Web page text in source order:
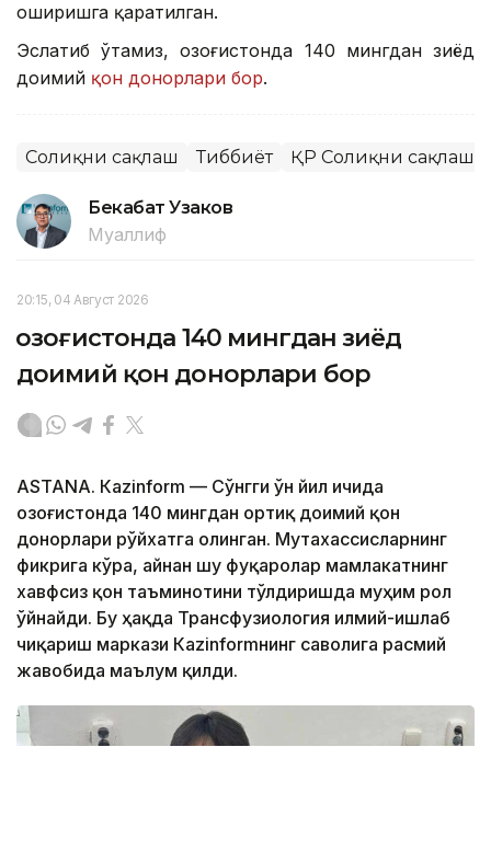
оширишга қаратилган.
Эслатиб ўтамиз, Қозоғистонда 140 мингдан зиёд
доимий қон донорлари бор.
Соғлиқни сақлаш Тиббиёт ҚР Соғлиқни сақлаш
Бекабат Узаков
Муаллиф
20:15, 04 Август 2026
Қозоғистонда 140 мингдан зиёд
доимий қон донорлари бор
ASTANА. Кazinform — Сўнгги ўн йил ичида
Қозоғистонда 140 мингдан ортиқ доимий қон
донорлари рўйхатга олинган. Мутахассисларнинг
фикрига кўра, айнан шу фуқаролар мамлакатнинг
хавфсиз қон таъминотини тўлдиришда муҳим рол
ўйнайди. Бу ҳақда Трансфузиология илмий-ишлаб
чиқариш маркази Кazinformнинг саволига расмий
жавобида маълум қилди.